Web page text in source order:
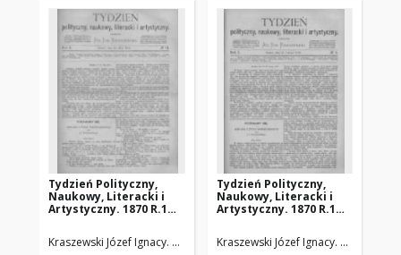
Tydzień Polityczny,
Naukowy, Literacki i
Artystyczny. 1870 R.1
Kraszewski Józef Ignacy. Red.
Tydzień Polityczny,
Naukowy, Literacki i
Artystyczny. 1870 R.1
Kraszewski Józef Ignacy. Red.